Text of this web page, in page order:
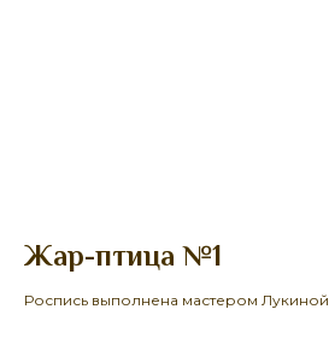
Жар-птица №1
Роспись выполнена мастером Лукиной